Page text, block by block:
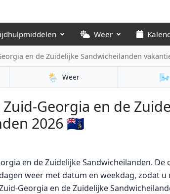
Weer
en de Zuidelijke Sandwicheilanden
🌦️ Weer 🌬️
Georgia en de
2026 🇬🇸
en de Zuidelijke Sandwicheilanden.
weer met datum en weekdag, zodat u
Georgia en de Zuidelijke